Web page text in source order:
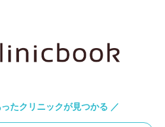
たクリニックが見つかる ／